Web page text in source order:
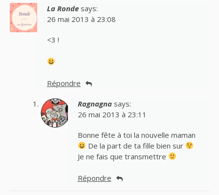
La Ronde says:
26 mai 2013 à 23:08
<3 !
Répondre
Ragnagna says:
26 mai 2013 à 23:11
Bonne fête à toi la nouvelle maman
De la part de ta fille bien sur
Je ne fais que transmettre
Répondre